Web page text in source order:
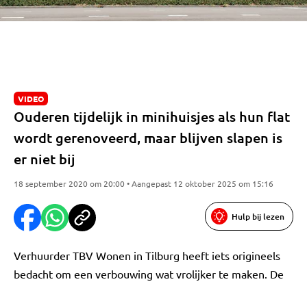
VIDEO
Ouderen tijdelijk in minihuisjes als hun flat
wordt gerenoveerd, maar blijven slapen is
er niet bij
18 september 2020 om 20:00 • Aangepast 12 oktober 2025 om 15:16
Hulp bij lezen
Verhuurder TBV Wonen in Tilburg heeft iets origineels
bedacht om een verbouwing wat vrolijker te maken. De